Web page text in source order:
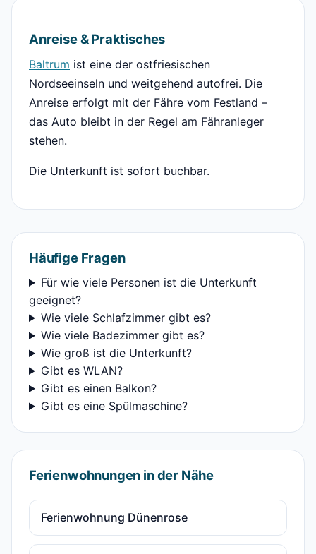
Anreise & Praktisches
Baltrum ist eine der ostfriesischen
Nordseeinseln und weitgehend autofrei. Die
Anreise erfolgt mit der Fähre vom Festland –
das Auto bleibt in der Regel am Fähranleger
stehen.
Die Unterkunft ist sofort buchbar.
Häufige Fragen
Für wie viele Personen ist die Unterkunft
geeignet?
Wie viele Schlafzimmer gibt es?
Wie viele Badezimmer gibt es?
Wie groß ist die Unterkunft?
Gibt es WLAN?
Gibt es einen Balkon?
Gibt es eine Spülmaschine?
Ferienwohnungen in der Nähe
Ferienwohnung Dünenrose